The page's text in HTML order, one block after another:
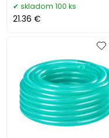
skladom 100 ks
21.36 €